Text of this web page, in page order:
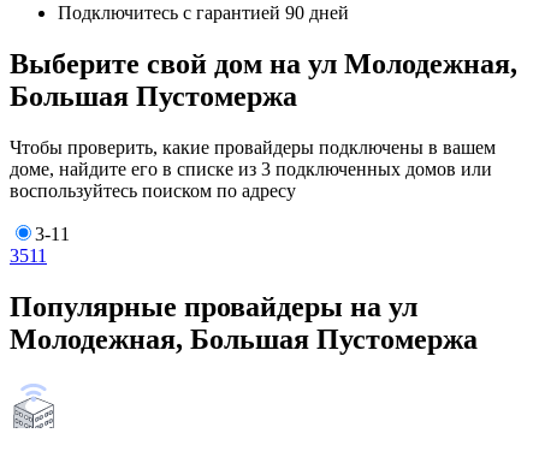
Подключитесь с гарантией 90 дней
Выберите свой дом на ул Молодежная,
Большая Пустомержа
Чтобы проверить, какие провайдеры подключены в вашем
доме, найдите его в списке из 3 подключенных домов или
воспользуйтесь поиском по адресу
3-11
3511
Популярные провайдеры на ул
Молодежная, Большая Пустомержа